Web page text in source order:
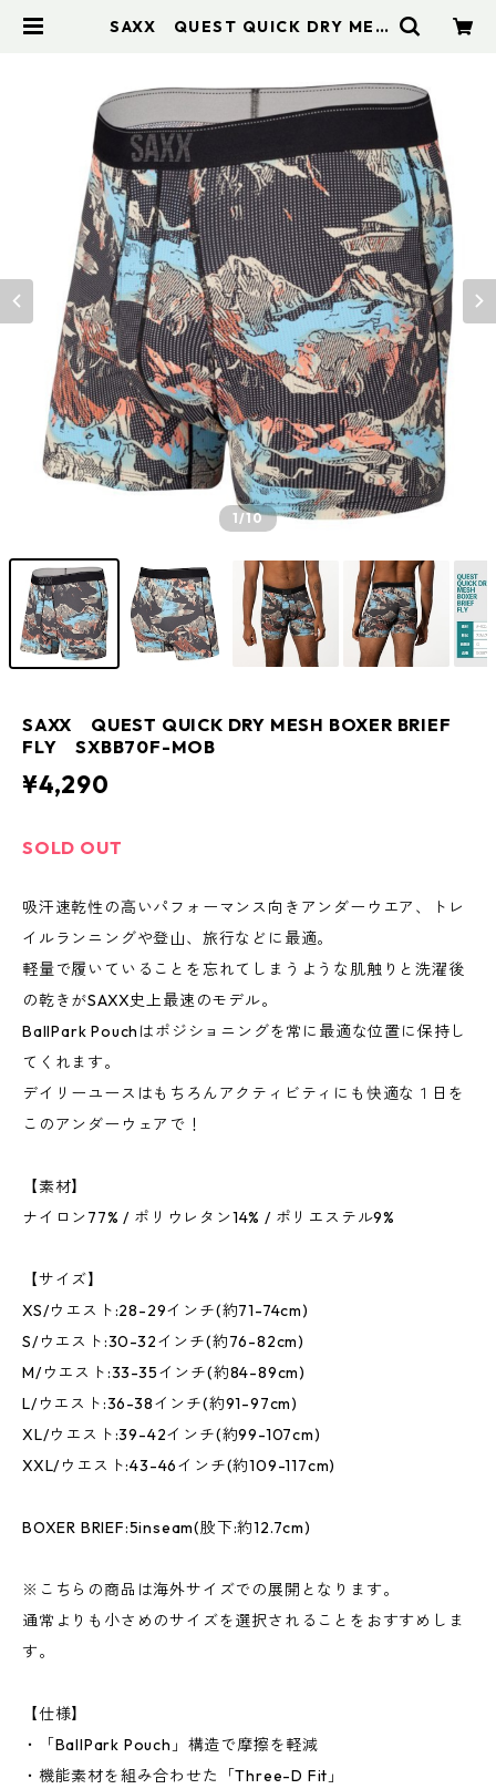
SAXX QUEST QUICK DRY MES
1/10
SAXX QUEST QUICK DRY MESH BOXER BRIEF
FLY SXBB70F-MOB
¥4,290
SOLD OUT
吸汗速乾性の高いパフォーマンス向きアンダーウエア、トレ
イルランニングや登山、旅行などに最適。
軽量で履いていることを忘れてしまうような肌触りと洗濯後
の乾きがSAXX史上最速のモデル。
BallPark Pouchはポジショニングを常に最適な位置に保持し
てくれます。
デイリーユースはもちろんアクティビティにも快適な１日を
このアンダーウェアで！
【素材】
ナイロン77% / ポリウレタン14% / ポリエステル9%
【サイズ】
XS/ウエスト:28-29インチ(約71-74cm)
S/ウエスト:30-32インチ(約76-82cm)
M/ウエスト:33-35インチ(約84-89cm)
L/ウエスト:36-38インチ(約91-97cm)
XL/ウエスト:39-42インチ(約99-107cm)
XXL/ウエスト:43-46インチ(約109-117cm)
BOXER BRIEF:5inseam(股下:約12.7cm)
※こちらの商品は海外サイズでの展開となります。
通常よりも小さめのサイズを選択されることをおすすめしま
す。
【仕様】
・「BallPark Pouch」構造で摩擦を軽減
・機能素材を組み合わせた「Three-D Fit」